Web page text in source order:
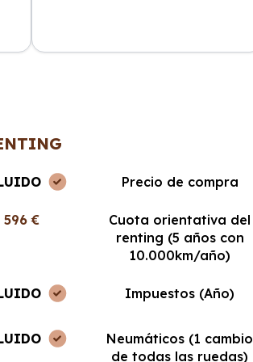
Precio de compra
596 €
Cuota orientativa del
renting (5 años con
10.000km/año)
Impuestos (Año)
Neumáticos (1 cambio
de todas las ruedas)